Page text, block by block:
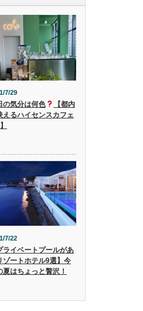
7/29
の気分は何色
【都内
えるハイセンスカフェ
7/22
ライベートプールがあ
ゾートホテル9選】今
夏はちょっと贅沢！